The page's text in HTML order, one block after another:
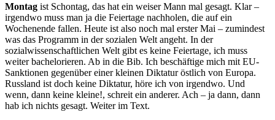
Montag ist Schontag, das hat ein weiser Mann mal gesagt. Klar –
irgendwo muss man ja die Feiertage nachholen, die auf ein
Wochenende fallen. Heute ist also noch mal erster Mai – zumindest
was das Programm in der sozialen Welt angeht. In der
sozialwissenschaftlichen Welt gibt es keine Feiertage, ich muss
weiter bachelorieren. Ab in die Bib. Ich beschäftige mich mit EU-
Sanktionen gegenüber einer kleinen Diktatur östlich von Europa.
Russland ist doch keine Diktatur, höre ich von irgendwo. Und
wenn, dann keine kleine!, schreit ein anderer. Ach – ja dann, dann
hab ich nichts gesagt. Weiter im Text.